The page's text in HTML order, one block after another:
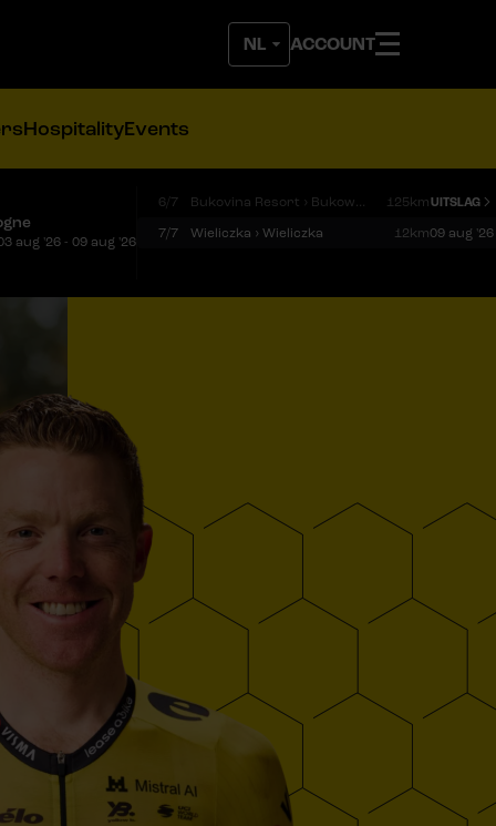
ACCOUNT
HospitalityEvents
aug '26 - 09 aug '26
6/7 Bukovina Resort › Bukowina Tatrzańska 125kmUITSLAG
7/7
Wieliczka › Wieliczka 12km09 aug '26